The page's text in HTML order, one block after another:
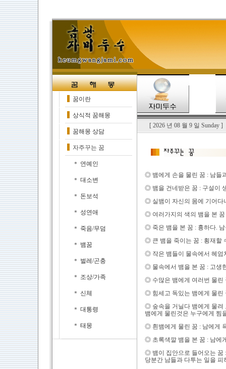
꿈이란
상식적 꿈해몽
꿈해몽 상담
자주꾸는 꿈
＊ 연예인
＊ 대소변
＊ 돈보석
＊ 성연애
＊ 죽음/무덤
＊ 뱀꿈
＊ 벌레/곤충
＊ 조상/가족
＊ 신체
＊ 대통령
＊ 태몽
[ 2026 년 08 월 9 일 Sunday ]
◎ 뱀에게 손을 물린 꿈 : 남들
◎ 뱀을 건네받은 꿈 : 구설이
◎ 실뱀이 자신의 몸에 기어다
◎ 여러가지의 색의 뱀을 본
◎ 죽은 뱀을 본 꿈 : 흉하다.
◎ 큰 뱀을 죽이는 꿈 : 횡재할
◎ 작은 뱀들이 물속에서 헤엄
◎ 물속에서 뱀을 본 꿈 : 고생
◎ 수많은 뱀에게 여러번 물린
◎ 힘세고 독있는 뱀에게 물린
◎ 숲속을 거닐다 뱀에게 물려
뱀에게 물린것은 누구에게 찜
◎ 흰뱀에게 물린 꿈 : 남에게
◎ 초록색깔 뱀을 본 꿈 : 남에
◎ 뱀이 집안으로 들어오는 꿈
당분간 남들과 다투는 일을 피